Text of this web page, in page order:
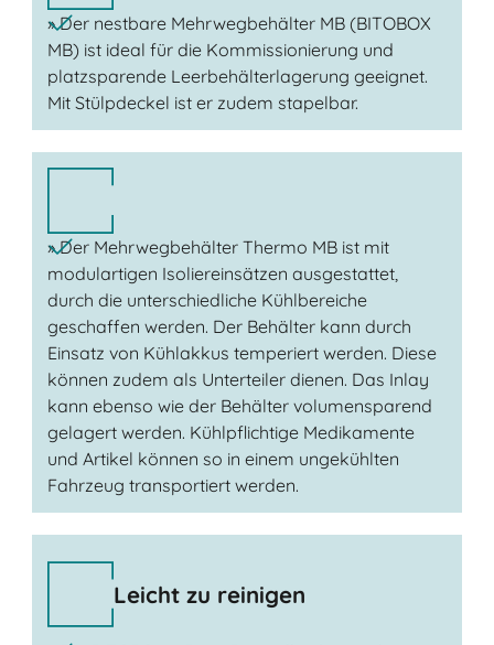
» Der nestbare Mehrwegbehälter MB (BITOBOX
MB) ist ideal für die Kommissionierung und
platzsparende Leerbehälterlagerung geeignet.
Mit Stülpdeckel ist er zudem stapelbar.
» Der Mehrwegbehälter Thermo MB ist mit
modulartigen Isoliereinsätzen ausgestattet,
durch die unterschiedliche Kühlbereiche
geschaffen werden. Der Behälter kann durch
Einsatz von Kühlakkus temperiert werden. Diese
können zudem als Unterteiler dienen. Das Inlay
kann ebenso wie der Behälter volumensparend
gelagert werden. Kühlpflichtige Medikamente
und Artikel können so in einem ungekühlten
Fahrzeug transportiert werden.
Leicht zu reinigen